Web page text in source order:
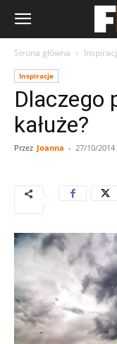
Strona główna
Inspiracje
Dlaczego
kałuże?
Przez Joanna - 27/10/2014